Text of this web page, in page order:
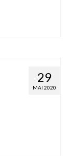
29
MAI 2020